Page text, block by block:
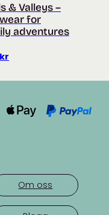
& Valleys –
for
adventures
kr
Om oss